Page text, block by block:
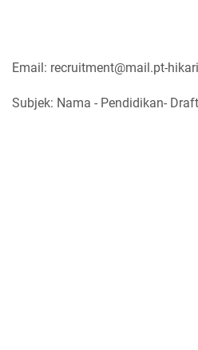
Email: recruitment@mail.pt-
Subjek: Nama - Pendidikan-